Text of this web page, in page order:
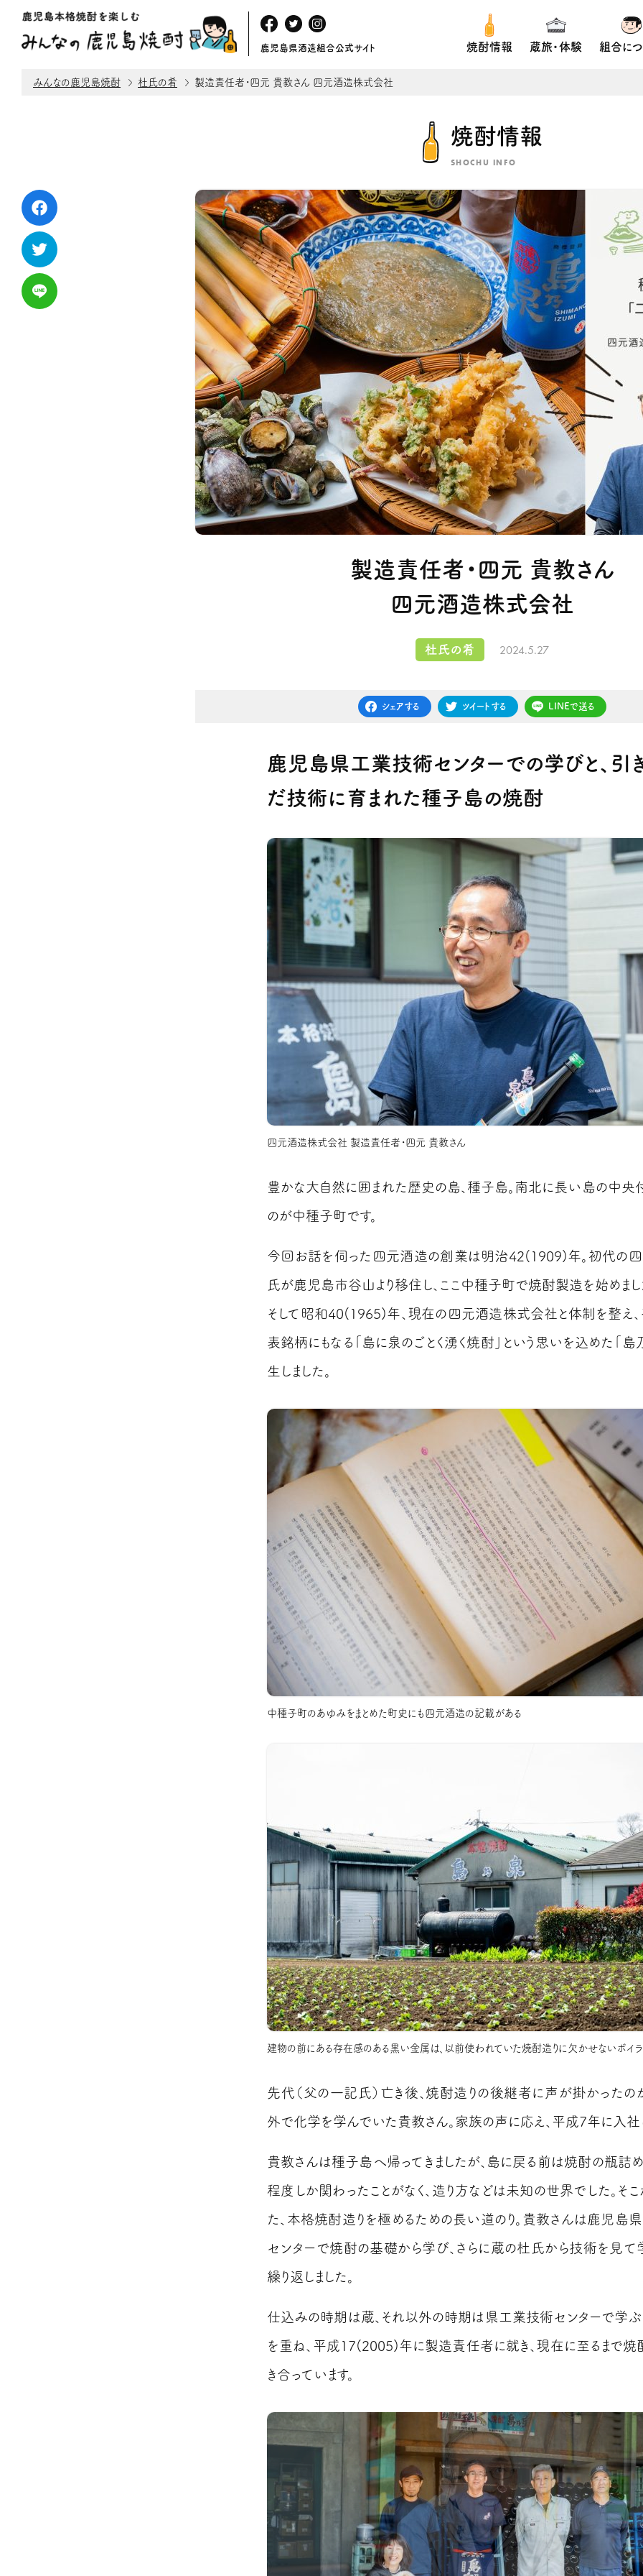
鹿児島県酒造組合公式サイト 焼酎情報 蔵旅・体験 組合に
みんなの鹿児島焼酎 杜氏の肴 製造責任者・四元 貴教さん 四元酒造株式会社
焼酎情報
SHOCHU INFO
製造責任者・四元 貴教さん
四元酒造株式会社
杜氏の肴 2024.5.27
シェアする ツイートする LINEで送る
鹿児島県工業技術センターでの学びと、引
だ技術に育まれた種子島の焼酎
四元酒造株式会社 製造責任者・四元 貴教さん
豊かな大自然に囲まれた歴史の島、種子島。南北に長い島の中央
のが中種子町です。
今回お話を伺った四元酒造の創業は明治42(1909)年。初代の
氏が鹿児島市谷山より移住し、ここ中種子町で焼酎製造を始めまし
そして昭和40(1965)年、現在の四元酒造株式会社と体制を整え、
表銘柄にもなる「島に泉のごとく湧く焼酎」という思いを込めた「島
生しました。
中種子町のあゆみをまとめた町史にも四元酒造の記載がある
建物の前にある存在感のある黒い金属は、以前使われていた焼酎造りに欠かせないボイ
先代（父の一記氏）亡き後、焼酎造りの後継者に声が掛かったの
外で化学を学んでいた貴教さん。家族の声に応え、平成7年に入社
貴教さんは種子島へ帰ってきましたが、島に戻る前は焼酎の瓶詰
程度しか関わったことがなく、造り方などは未知の世界でした。そこ
た、本格焼酎造りを極めるための長い道のり。貴教さんは鹿児島
センターで焼酎の基礎から学び、さらに蔵の杜氏から技術を見て
繰り返しました。
仕込みの時期は蔵、それ以外の時期は県工業技術センターで学ぶ
を重ね、平成17(2005)年に製造責任者に就き、現在に至るまで焼
き合っています。